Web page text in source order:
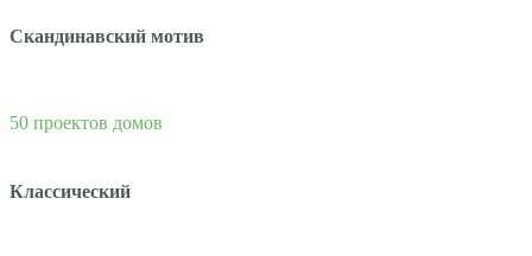
Скандинавский мотив
50 проектов домов
Классический